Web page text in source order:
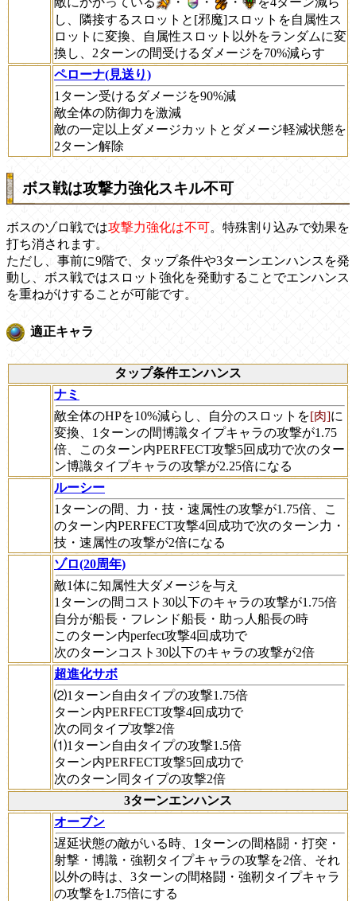
し、隣接するスロットと[邪魔]スロットを自属性ス
ロットに変換、自属性スロット以外をランダムに変
換し、2ターンの間受けるダメージを70%減らす
ペローナ(見送り)
1ターン受けるダメージを90%減
敵全体の防御力を激減
敵の一定以上ダメージカットとダメージ軽減状態を
2ターン解除
ボス戦は攻撃力強化スキル不可
ボスのゾロ戦では攻撃力強化は不可。特殊割り込みで効果を
打ち消されます。
ただし、事前に9階で、タップ条件や3ターンエンハンスを発
動し、ボス戦ではスロット強化を発動することでエンハンス
を重ねがけすることが可能です。
適正キャラ
タップ条件エンハンス
ナミ
敵全体のHPを10%減らし、自分のスロットを[肉]に
変換、1ターンの間博識タイプキャラの攻撃が1.75
倍、このターン内PERFECT攻撃5回成功で次のター
ン博識タイプキャラの攻撃が2.25倍になる
ルーシー
1ターンの間、力・技・速属性の攻撃が1.75倍、こ
のターン内PERFECT攻撃4回成功で次のターン力・
技・速属性の攻撃が2倍になる
ゾロ(20周年)
敵1体に知属性大ダメージを与え
1ターンの間コスト30以下のキャラの攻撃が1.75倍
自分が船長・フレンド船長・助っ人船長の時
このターン内perfect攻撃4回成功で
次のターンコスト30以下のキャラの攻撃が2倍
超進化サボ
⑵1ターン自由タイプの攻撃1.75倍
ターン内PERFECT攻撃4回成功で
次の同タイプ攻撃2倍
⑴1ターン自由タイプの攻撃1.5倍
ターン内PERFECT攻撃5回成功で
次のターン同タイプの攻撃2倍
3ターンエンハンス
オーブン
遅延状態の敵がいる時、1ターンの間格闘・打突・
射撃・博識・強靭タイプキャラの攻撃を2倍、それ
以外の時は、3ターンの間格闘・強靭タイプキャラ
の攻撃を1.75倍にする